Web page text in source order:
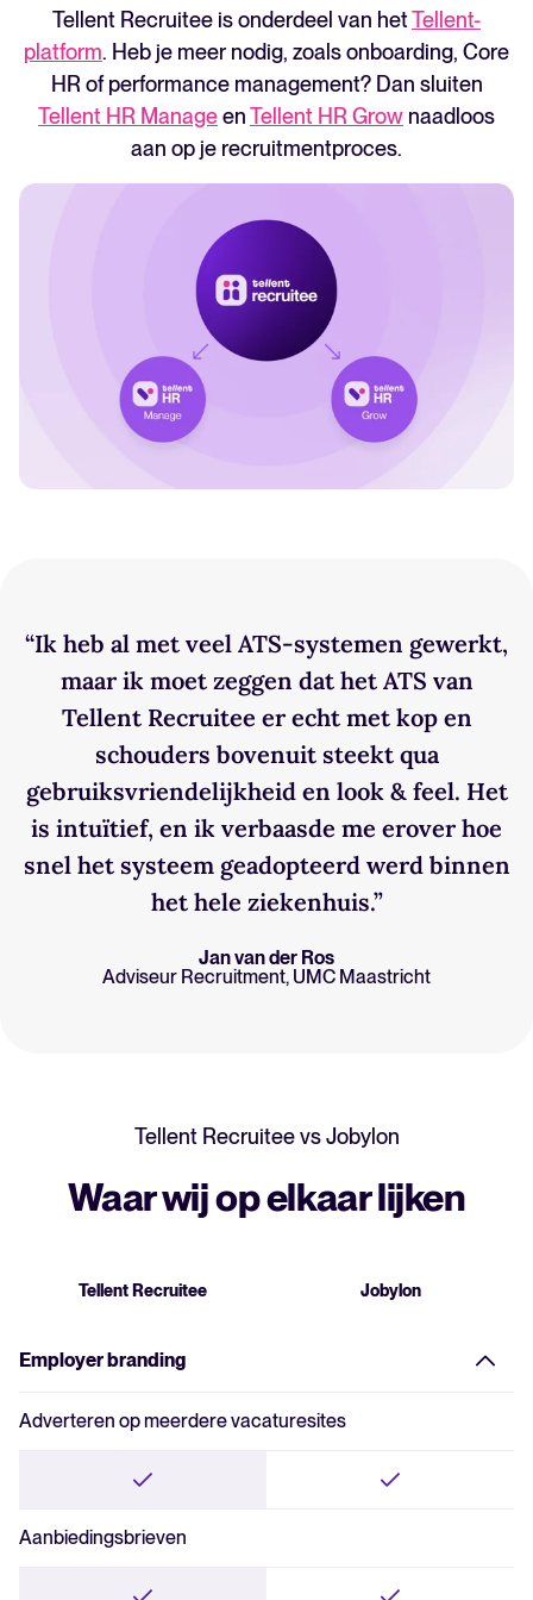
Tellent Recruitee is onderdeel van hetTellent-
platform. Heb je meer nodig, zoals onboarding, Core
HR of performance management? Dan sluiten
Tellent HR ManageenTellent HR Grow naadloos
aan op je recruitmentproces.
“Ik heb al met veel ATS-systemen gewerkt,
maar ik moet zeggen dat het ATS van
Tellent Recruitee er echt met kop en
schouders bovenuit steekt qua
gebruiksvriendelijkheid en look & feel. Het
is intuïtief, en ik verbaasde me erover hoe
snel het systeem geadopteerd werd binnen
het hele ziekenhuis.”
Jan van der Ros
Adviseur Recruitment, UMC Maastricht
Tellent Recruitee vs Jobylon
Waar wij op elkaar lijken
Tellent Recruitee Jobylon
Employer branding
Adverteren op meerdere vacaturesites
Aanbiedingsbrieven